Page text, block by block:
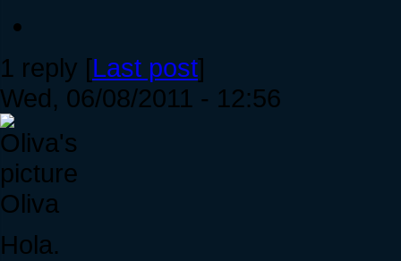
1 reply [Last post]
Wed, 06/08/2011 - 12:56
Oliva
Hola.